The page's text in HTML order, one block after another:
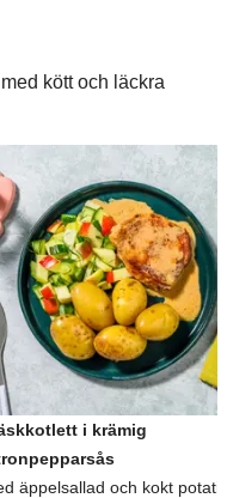
kött och läckra
i krämig
äppelsallad och kokt potatis